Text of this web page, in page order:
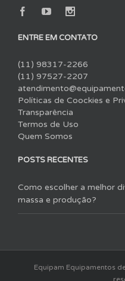
ENTRE EM CONTATO
(11) 98317-2266
(11) 97527-2207
Políticas de Coockies e
Transparência
Termos de Uso
Quem Somos
POSTS RECENTES
Como escolher a melhor
massa e produção?
Equipam Equipamentos